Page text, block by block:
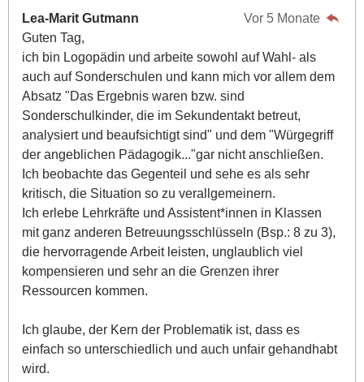
Lea-Marit Gutmann
Vor 5 Monate
Guten Tag,
ich bin Logopädin und arbeite sowohl auf Wahl- als
auch auf Sonderschulen und kann mich vor allem dem
Absatz "Das Ergebnis waren bzw. sind
Sonderschulkinder, die im Sekundentakt betreut,
analysiert und beaufsichtigt sind" und dem "Würgegriff
der angeblichen Pädagogik..."gar nicht anschließen.
Ich beobachte das Gegenteil und sehe es als sehr
kritisch, die Situation so zu verallgemeinern.
Ich erlebe Lehrkräfte und Assistent*innen in Klassen
mit ganz anderen Betreuungsschlüsseln (Bsp.: 8 zu 3),
die hervorragende Arbeit leisten, unglaublich viel
kompensieren und sehr an die Grenzen ihrer
Ressourcen kommen.
Ich glaube, der Kern der Problematik ist, dass es
einfach so unterschiedlich und auch unfair gehandhabt
wird.